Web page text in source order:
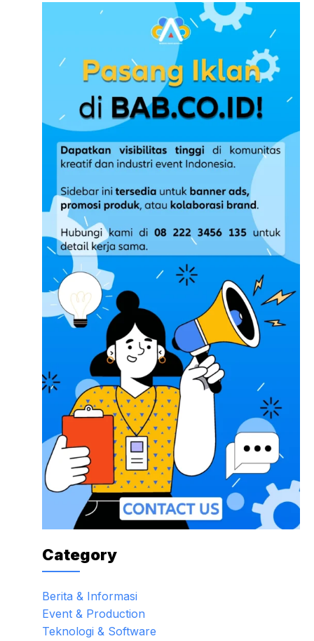
Category
Berita & Informasi
Event & Production
Teknologi & Software